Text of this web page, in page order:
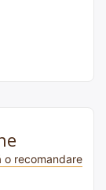
o recomandare